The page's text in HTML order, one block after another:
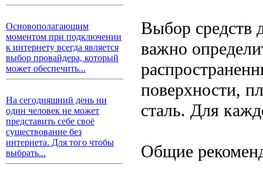
Основополагающим
моментом при подключении
к интернету всегда является
выбор провайдера, который
может обеспечить...
На сегодняшний день ни
один человек не может
представить себе своё
существование без
интернета. Для того чтобы
выбрать...
Выбор средств
важно
поверхности,
сталь. Для
Общие